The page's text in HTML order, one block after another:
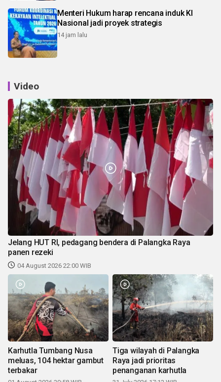
Menteri Hukum harap rencana induk KI
Nasional jadi proyek strategis
14 jam lalu
Video
Jelang HUT RI, pedagang bendera di Palangka Raya
panen rezeki
04 August 2026 22:00 WIB
Karhutla Tumbang Nusa
meluas, 104 hektar gambut
terbakar
Tiga wilayah di Palangka
Raya jadi prioritas
penanganan karhutla